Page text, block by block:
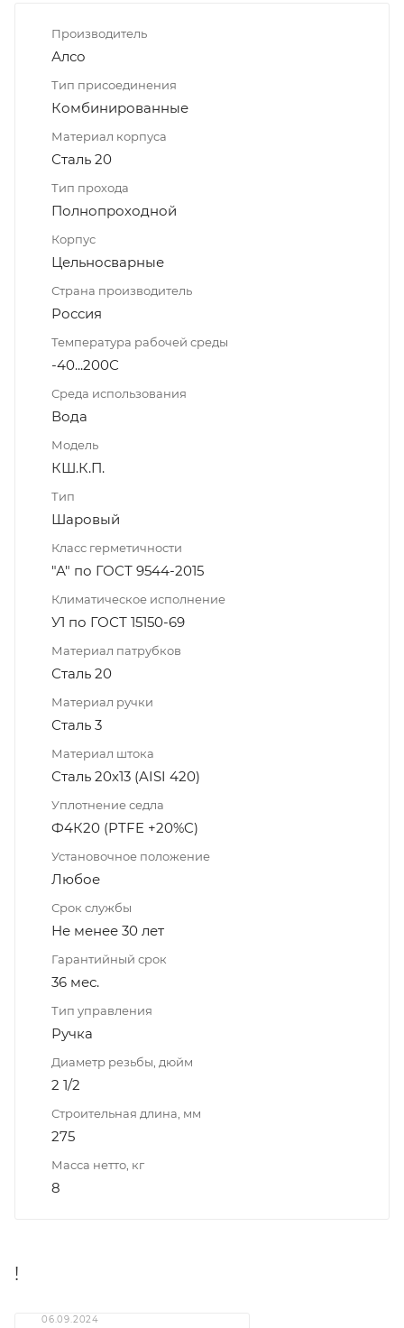
Производитель
Алсо
Тип присоединения
Комбинированные
Материал корпуса
Сталь 20
Тип прохода
Полнопроходной
Корпус
Цельносварные
Страна производитель
Россия
Температура рабочей среды
-40...200С
Среда использования
Вода
Модель
КШ.К.П.
Тип
Шаровый
Класс герметичности
"А" по ГОСТ 9544-2015
Климатическое исполнение
У1 по ГОСТ 15150-69
Материал патрубков
Сталь 20
Материал ручки
Сталь 3
Материал штока
Сталь 20х13 (AISI 420)
Уплотнение седла
Ф4К20 (PTFE +20%C)
Установочное положение
Любое
Срок службы
Не менее 30 лет
Гарантийный срок
36 мес.
Тип управления
Ручка
Диаметр резьбы, дюйм
2 1/2
Строительная длина, мм
275
Масса нетто, кг
8
!
06.09.2024